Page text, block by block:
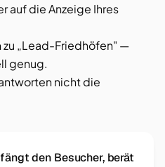
auf die Anzeige Ihres
„Lead-Friedhöfen" —
genug.
nicht die
den Besucher, berät